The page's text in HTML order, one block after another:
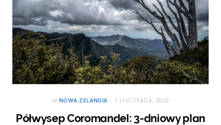
in NOWA ZELANDIA 1 LISTOPADA, 2020
Półwysep Coromandel: 3-dniowy plan